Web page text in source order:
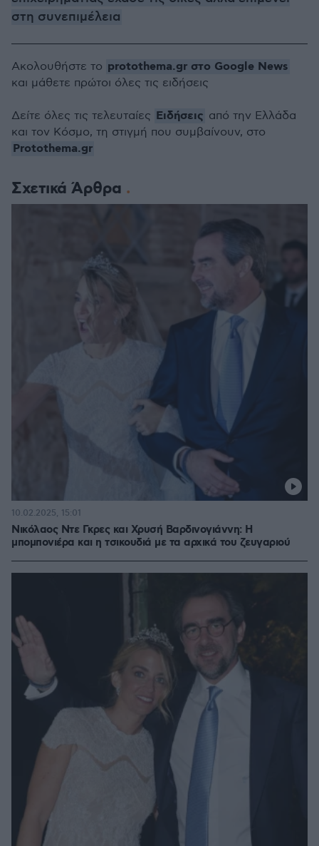
στη συνεπιμέλεια
Σχετικά Άρθρα
Νικόλαος Ντε Γκρες και Χρυσή Βαρδινογιάννη: Η
μπομπονιέρα και η τσικουδιά με τα αρχικά του ζευγαριού
10.02.2025, 15:01
Ακολουθήστε το protothema.gr στο Google News
και μάθετε πρώτοι όλες τις ειδήσεις
Δείτε όλες τις τελευταίες Ειδήσεις από την Ελλάδα
και τον Κόσμο, τη στιγμή που συμβαίνουν, στο
Protothema.gr